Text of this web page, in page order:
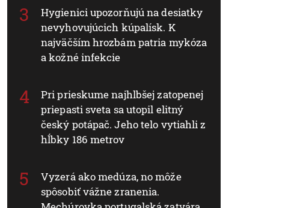
Hygienici upozorňujú na desiatky
nevyhovujúcich kúpalísk. K
najväčším hrozbám patria mykóza
a kožné infekcie
Pri prieskume najhlbšej zatopenej
priepasti sveta sa utopil elitný
český potápač. Jeho telo vytiahli z
hĺbky 186 metrov
Vyzerá ako medúza, no môže
spôsobiť vážne zranenia.